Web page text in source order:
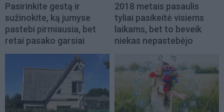
Pasirinkite gestą ir
sužinokite, ką jumyse
pastebi pirmiausia, bet
retai pasako garsiai
2018 metais pasaulis
tyliai pasikeitė visiems
laikams, bet to beveik
niekas nepastebėjo